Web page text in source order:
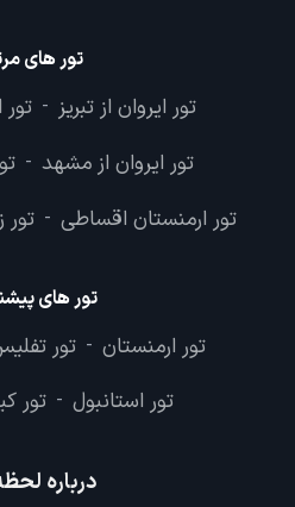
تور های
تور ایروان از تبریز - تور
تور ایروان از مشهد -
تور ارمنستان اقساطی - تور
تور های
تور ارمنستان - تور
تور استانبول - تور
درباره